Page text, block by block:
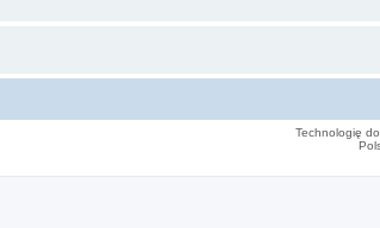
Technologię